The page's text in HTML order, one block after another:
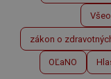
zákon o
OĽaNO